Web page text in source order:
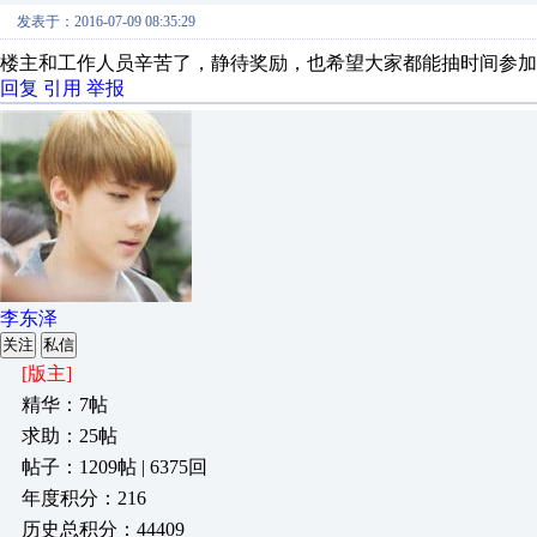
发表于：2016-07-09 08:35:29
楼主和工作人员辛苦了，静待奖励，也希望大家都能抽时间参
回复 引用 举报
李东泽
关注 私信
[版主]
精华：7帖
求助：25帖
帖子：1209帖 | 6375回
年度积分：216
历史总积分：44409